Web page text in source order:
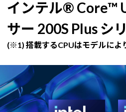
インテル® Core™
サー 200S Plus シ
(※1) 搭載するCPUはモデルによ